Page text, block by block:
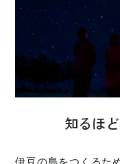
知るほ